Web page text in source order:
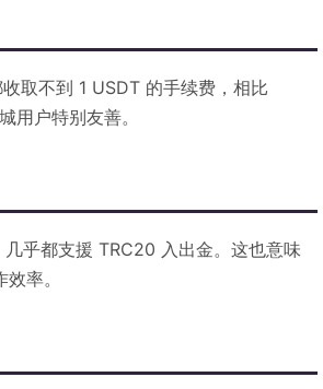
取不到 1 USDT 的手续费，相比
用户特别友善。
乎都支援 TRC20 入出金。这也意味
率。